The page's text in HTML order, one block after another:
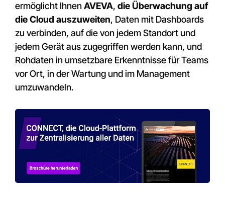
ermöglicht IhnenAVEVA, die Überwachung auf
die Cloud auszuweiten, Daten mit Dashboards
zu verbinden, auf die von jedem Standort und
jedem Gerät aus zugegriffen werden kann, und
Rohdaten in umsetzbare Erkenntnisse für Teams
vor Ort, in der Wartung und im Management
umzuwandeln.